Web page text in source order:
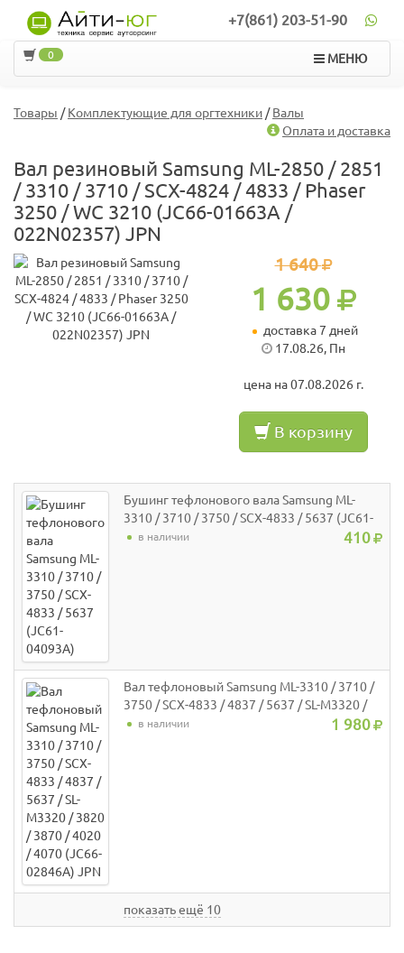
+7(861) 203-51-90
МЕНЮ
0
Товары /Комплектующие для оргтехники/Валы
Оплата и доставка
Вал резиновый Samsung ML-2850 / 2851
/ 3310 / 3710 / SCX-4824 / 4833 / Phaser
3250 / WC 3210 (JC66-01663A /
022N02357) JPN
1 640
1 630
доставка 7 дней
17.08.26, Пн
цена на 07.08.2026 г.
В корзину
Бушинг тефлонового вала Samsung ML-
3310 / 3710 / 3750 / SCX-4833 / 5637 (JC61-
04093A)
в наличии 410
Вал тефлоновый Samsung ML-3310 / 3710 /
3750 / SCX-4833 / 4837 / 5637 / SL-M3320 /
3820 / 3870 / 4020 / 4070 (JC66-02846A)
в наличии 1 980
показать ещё 10